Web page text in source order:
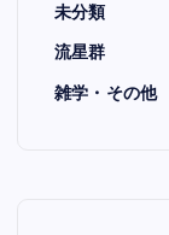
未分類
流星群
雑学・その他